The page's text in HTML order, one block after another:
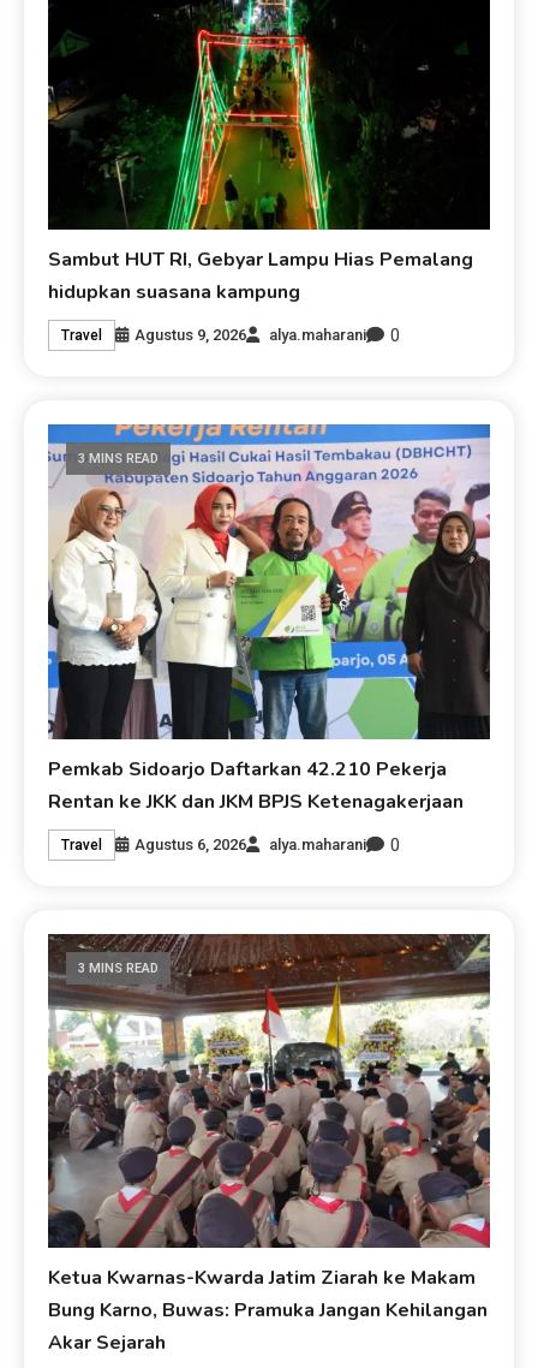
Sambut HUT RI, Gebyar Lampu Hias Pemalang
hidupkan suasana kampung
Travel Agustus 9, 2026 alya.maharani 0
3 MINS READ
Pemkab Sidoarjo Daftarkan 42.210 Pekerja
Rentan ke JKK dan JKM BPJS Ketenagakerjaan
Travel Agustus 6, 2026 alya.maharani 0
3 MINS READ
Ketua Kwarnas-Kwarda Jatim Ziarah ke Makam
Bung Karno, Buwas: Pramuka Jangan Kehilangan
Akar Sejarah